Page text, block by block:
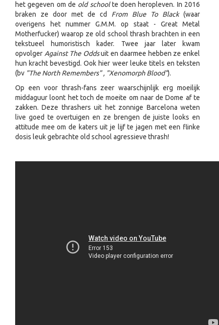
het gegeven om de old schoolte doen heropleven. In 2016
braken ze door met de cd From Blue To Black (waar
overigens het nummer G.M.M. op staat - Great Metal
Motherfucker) waarop ze old school thrash brachten in een
tekstueel humoristisch kader. Twee jaar later kwam
opvolger Against The Oddsuit en daarmee hebben ze enkel
hun kracht bevestigd. Ook hier weer leuke titels en teksten
(bv "The North Remembers" , "Xenomorph Blood").
Op een voor thrash-fans zeer waarschijnlijk erg moeilijk
middaguur loont het toch de moeite om naar de Dome af te
zakken. Deze thrashers uit het zonnige Barcelona weten
live goed te overtuigen en ze brengen de juiste looks en
attitude mee om de katers uit je lijf te jagen met een flinke
dosis leuk gebrachte old school agressieve thrash!